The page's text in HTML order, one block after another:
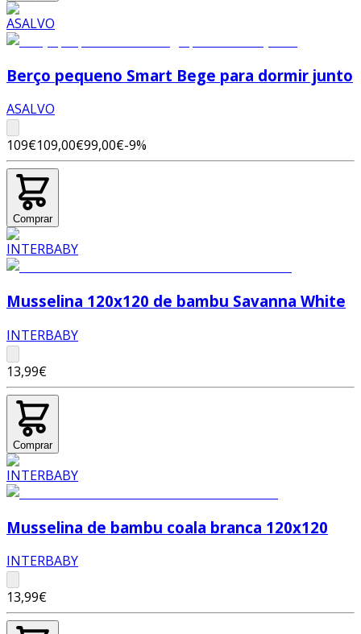
Berço pequeno Smart Bege para dormir junto
ASALVO
109€109,00€99,00€-9%
Comprar
Musselina 120x120 de bambu Savanna White
INTERBABY
13,99€
Comprar
Musselina de bambu coala branca 120x120
INTERBABY
13,99€